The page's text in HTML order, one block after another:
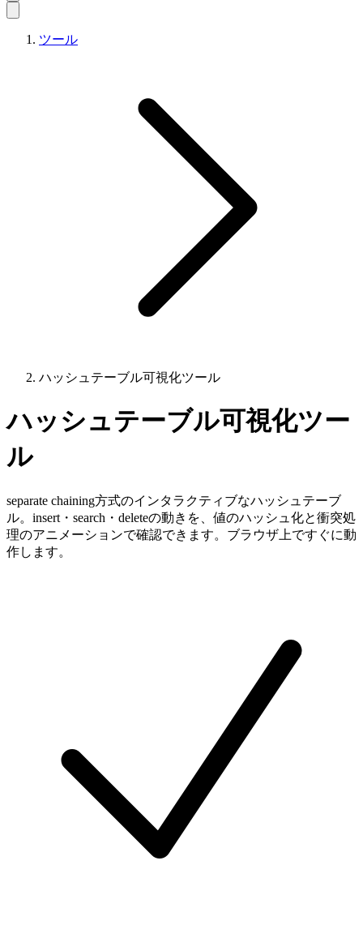
ツール
ハッシュテーブル可視化ツール
ハッシュテーブル可視化ツー
ル
separate chaining方式のインタラクティブなハッシュテーブ
ル。insert・search・deleteの動きを、値のハッシュ化と衝突処
理のアニメーションで確認できます。ブラウザ上ですぐに動
作します。